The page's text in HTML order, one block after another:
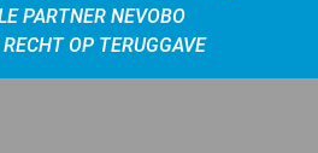
PARTNER NEVOBO
OP TERUGGAVE